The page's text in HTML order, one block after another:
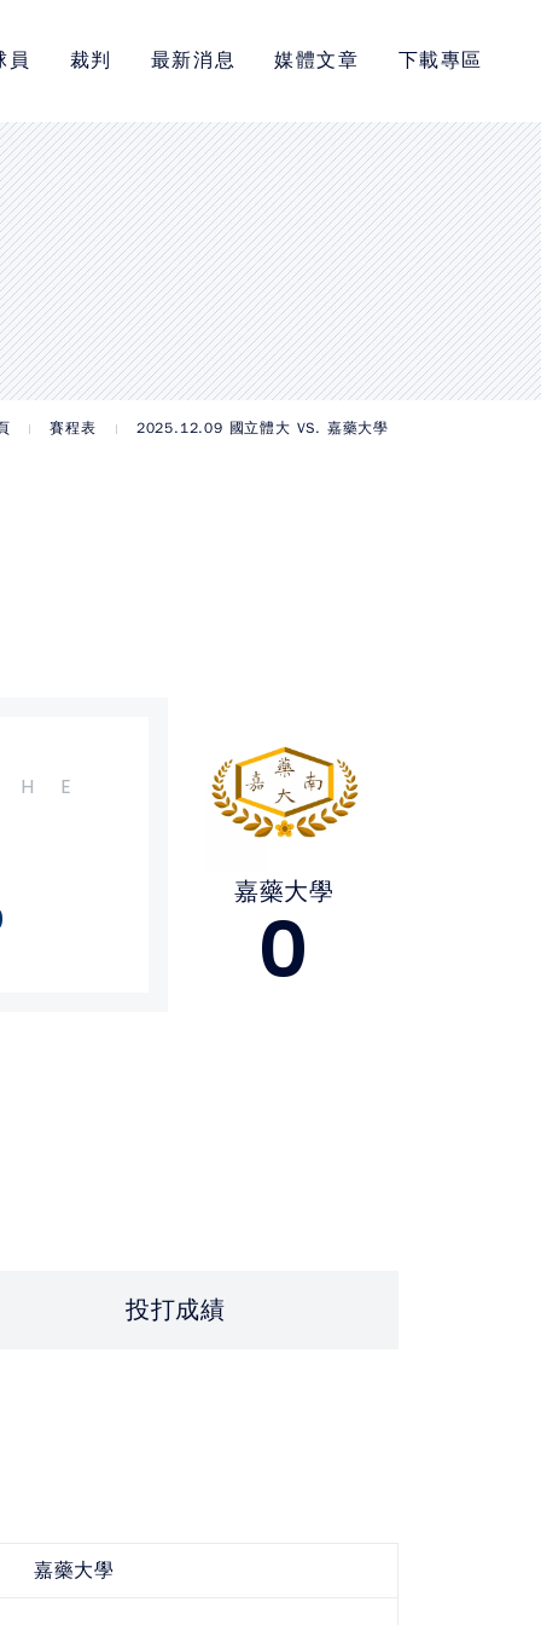
員 裁判 最新消息 媒體文章 下載專區
賽程表 2025.12.09 國立體大 VS. 嘉藥大學
嘉藥大學
0
H E
投打成績
嘉藥大學